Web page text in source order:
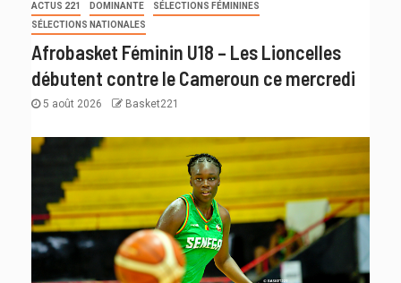
ACTUS 221 DOMINANTE
SÉLECTIONS FÉMININES
SÉLECTIONS NATIONALES
Afrobasket Féminin U18 – Les Lioncelles
débutent contre le Cameroun ce mercredi
5 août 2026 Basket221